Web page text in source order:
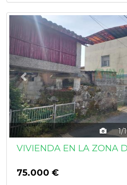
1/
Previous
VIVIENDA EN LA ZONA
75.000 €